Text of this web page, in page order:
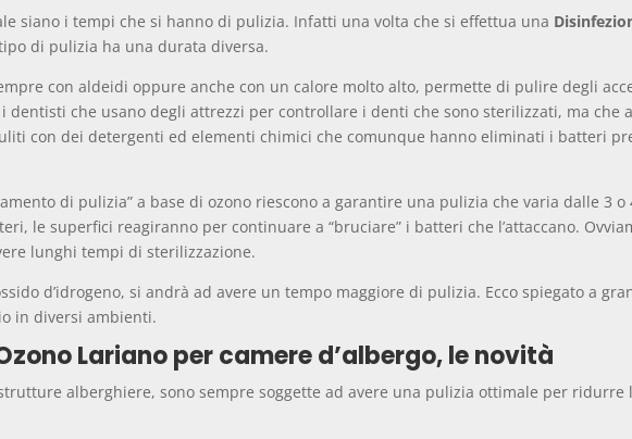
siano i tempi che si hanno di pulizia. Infatti una volta che si effettua una
di pulizia ha una durata diversa.
con aldeidi oppure anche con un calore molto alto, permette di pulire degli
dentisti che usano degli attrezzi per controllare i denti che sono sterilizzati, ma che
con dei detergenti ed elementi chimici che comunque hanno eliminati i batteri
di pulizia” a base di ozono riescono a garantire una pulizia che varia dalle 3 o
le superfici reagiranno per continuare a “bruciare” i batteri che l’attaccano.
lunghi tempi di sterilizzazione.
d’idrogeno, si andrà ad avere un tempo maggiore di pulizia. Ecco spiegato a
in diversi ambienti.
Lariano per camere d’albergo, le novità
alberghiere, sono sempre soggette ad avere una pulizia ottimale per ridurre